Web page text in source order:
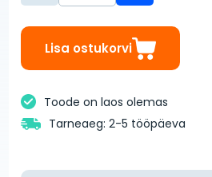
Lisa ostukorvi
Toode on laos olemas
Tarneaeg: 2-5 tööpäeva